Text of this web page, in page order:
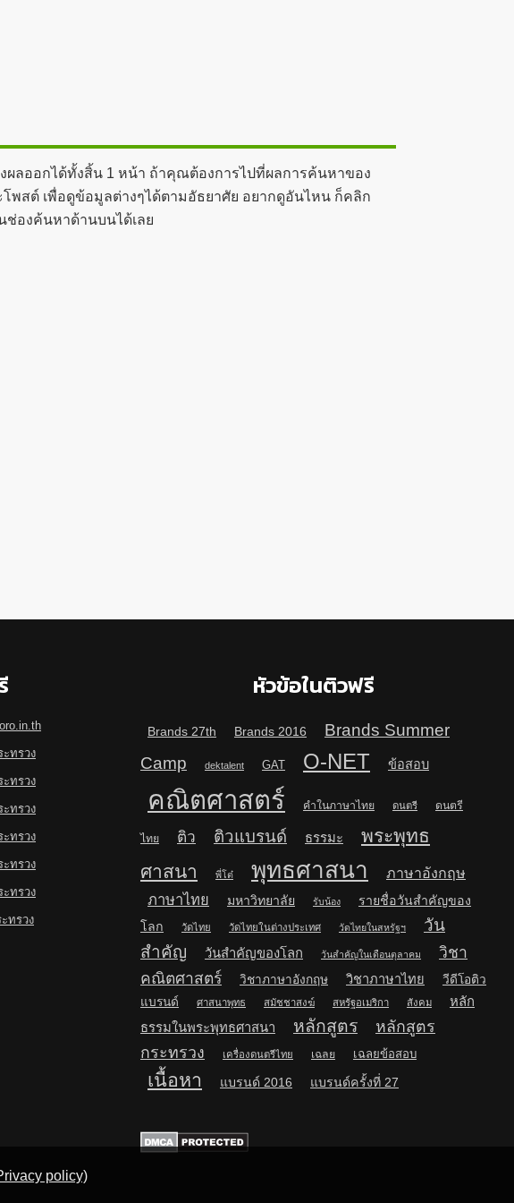
ผลออกได้ทั้งสิ้น 1 หน้า ถ้าคุณต้องการไปที่ผลการค้นหาของ
สต์ เพื่อดูข้อมูลต่างๆได้ตามอัธยาศัย อยากดูอันไหน ก็คลิก
องค้นหาด้านบนได้เลย
ทรวง
ทรวง
ทรวง
ทรวง
ทรวง
ทรวง
ทรวง
หัวข้อในติวฟรี
Brands 27th Brands 2016
Brands Summer
Camp
dektalent GAT O-NET ข้อสอบ
คณิตศาสตร์ คำในภาษาไทย ดนตรี ดนตรี
ไทย ติว ติวแบรนด์ ธรรมะ
พระพุทธ
ศาสนา
พี่โต๋ พุทธศาสนา ภาษาอังกฤษ
ภาษาไทย มหาวิทยาลัย รับน้อง
รายชื่อวันสำคัญของ
โลก
วัดไทย วัดไทยในต่างประเทศ วัดไทยในสหรัฐฯ
วัน
สำคัญ
วันสำคัญของโลก วันสำคัญในเดือนตุลาคม
วิชา
คณิตศาสตร์
วิชาภาษาอังกฤษ วิชาภาษาไทย
วีดีโอติว
แบรนด์
ศาสนาพุทธ สมัชชาสงฆ์ สหรัฐอเมริกา สังคม
หลัก
ธรรมในพระพุทธศาสนา
หลักสูตร
หลักสูตร
กระทรวง
เครื่องดนตรีไทย เฉลย เฉลยข้อสอบ
เนื้อหา แบรนด์ 2016 แบรนด์ครั้งที่ 27
policy)